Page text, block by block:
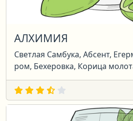
АЛХИМИЯ
Светлая Самбука, Абсент,
ром, Бехеровка, Корица